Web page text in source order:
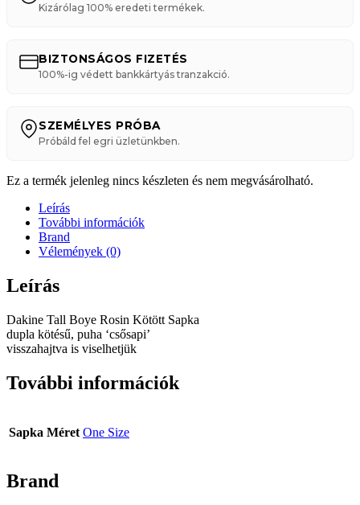
Kizárólag 100% eredeti termékek.
BIZTONSÁGOS FIZETÉS
100%-ig védett bankkártyás tranzakció.
SZEMÉLYES PRÓBA
Próbáld fel egri üzletünkben.
Ez a termék jelenleg nincs készleten és nem megvásárolható.
Leírás
További információk
Brand
Vélemények (0)
Leírás
Dakine Tall Boye Rosin Kötött Sapka
dupla kötésű, puha ‘csősapi’
visszahajtva is viselhetjük
További információk
Sapka Méret One Size
Brand